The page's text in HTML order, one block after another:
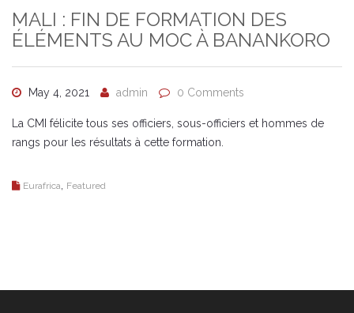
MALI : FIN DE FORMATION DES
ÉLÉMENTS AU MOC À BANANKORO
May 4, 2021 admin 0 Comments
La CMI félicite tous ses officiers, sous-officiers et hommes de
rangs pour les résultats à cette formation.
Eurafrica, Featured